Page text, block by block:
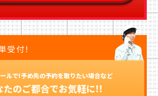
受付!
ルで!予め先の予約を取りたい場合など
たのご都合でお気軽に!!